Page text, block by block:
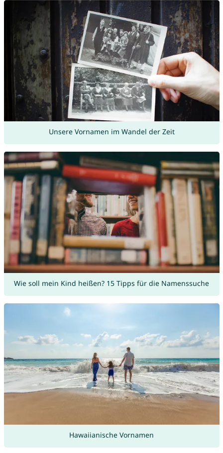
Unsere Vornamen im Wandel der Zeit
Wie soll mein Kind heißen? 15 Tipps für die Namenssuche
Hawaiianische Vornamen